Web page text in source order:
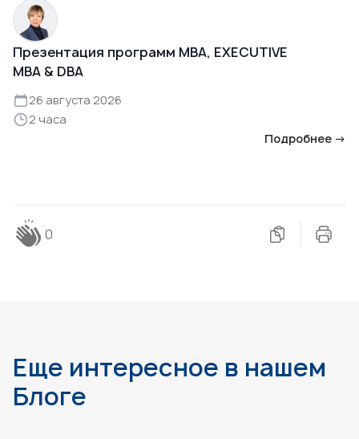
Презентация программ MBA, EXECUTIVE
MBA & DBA
26 августа 2026
2 часа
Подробнее →
0
Еще интересное в нашем
Блоге